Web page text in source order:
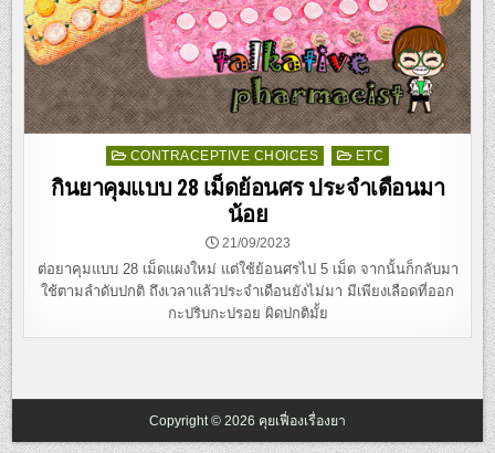
PostedCONTRACEPTIVE CHOICES ETC
กินยาคุมแบบ 28 เม็ดย้อนศร ประจำเดือนมา
น้อย
21/09/2023
ต่อยาคุมแบบ 28 เม็ดแผงใหม่ แต่ใช้ย้อนศรไป 5 เม็ด จากนั้นก็กลับมา
ใช้ตามลำดับปกติ ถึงเวลาแล้วประจำเดือนยังไม่มา มีเพียงเลือดที่ออก
กะปริบกะปรอย ผิดปกติมั้ย
Copyright © 2026 คุยเฟื่องเรื่องยา